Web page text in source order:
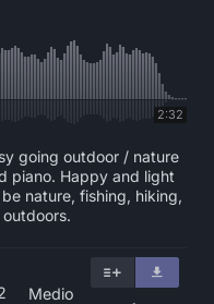
2:32
going outdoor / nature
piano. Happy and light
nature, fishing, hiking,
Medio